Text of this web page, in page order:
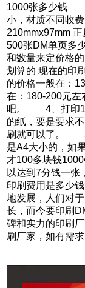
1000张多少钱
小，材质不同收
210mmx97mm 正
500张DM单页
和数量来定价格
划算的 现在的印刷
的价格一般在
在：180-200元左
吧。 4、
的纸，要是要
刷就可以了。
是A4大小的，
才100多块钱1000
以达到7分钱一张
印刷费用是多少钱
地发展，人们
长，而今要印刷
碑和实力的印刷厂
刷厂家，如有需